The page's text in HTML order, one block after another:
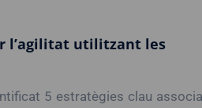
l’agilitat utilitzant les
5 estratègies clau